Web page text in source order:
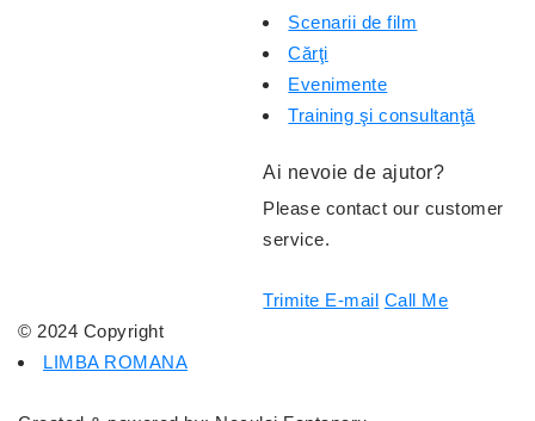
Scenarii de film
Cărţi
Evenimente
Training şi consultanţă
Ai nevoie de ajutor?
Please contact our customer
service.
Trimite E-mail Call Me
© 2024 Copyright
LIMBA ROMANA